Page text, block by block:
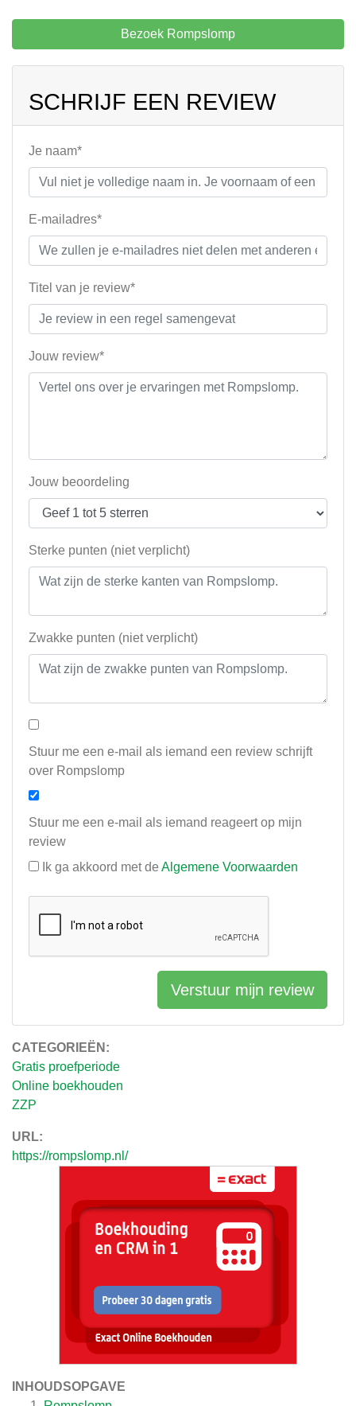
CATEGORIEËN:
Gratis proefperiode
Online boekhouden
ZZP
URL:
https://rompslomp.nl/
INHOUDSOPGAVE
Bezoek Rompslomp
SCHRIJF EEN REVIEW
Je naam*
E-mailadres*
Titel van je review*
Jouw review*
Jouw beoordeling
Sterke punten (niet verplicht)
Zwakke punten (niet verplicht)
Stuur me een e-mail als iemand een review schrijft
over Rompslomp
Stuur me een e-mail als iemand reageert op mijn
review
Ik ga akkoord met de Algemene Voorwaarden
Verstuur mijn review